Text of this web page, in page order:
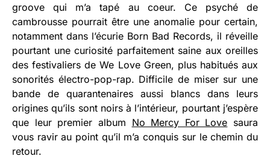
groove qui m’a tapé au coeur. Ce psyché de
cambrousse pourrait être une anomalie pour certain,
notamment dans l’écurie Born Bad Records, il réveille
pourtant une curiosité parfaitement saine aux oreilles
des festivaliers de We Love Green, plus habitués aux
sonorités électro-pop-rap. Difficile de miser sur une
bande de quarantenaires aussi blancs dans leurs
origines qu’ils sont noirs à l’intérieur, pourtant j’espère
que leur premier album No Mercy For Love saura
vous ravir au point qu’il m’a conquis sur le chemin du
retour.